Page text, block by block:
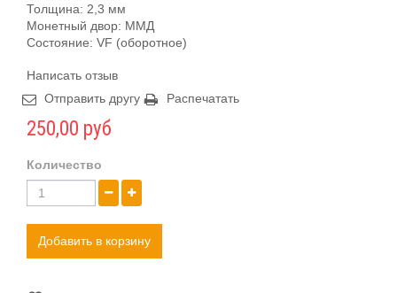
Толщина: 2,3 мм
Монетный двор: ММД
Состояние: VF (оборотное)
Написать отзыв
Отправить другу
Распечатать
250,00 руб
Количество
Добавить в корзину